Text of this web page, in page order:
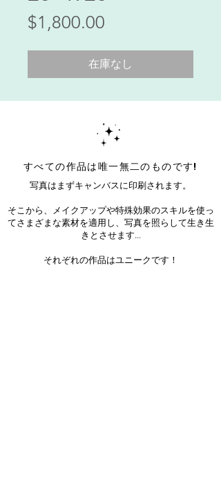
$1,800.00
在庫なし
すべての作品は唯一無二のものです!
写真はまずキャンバスに印刷されます。
そこから、メイクアップや特殊効果のスキルを使っ
てさまざまな素材を適用し、写真を照らして生き生
きとさせます...
それぞれの作品はユニークです！